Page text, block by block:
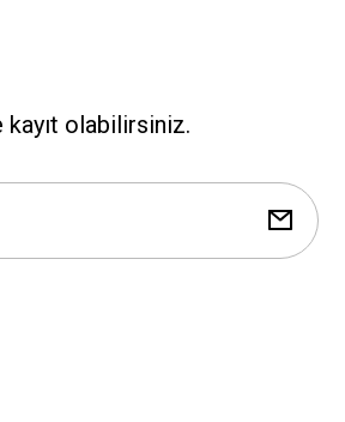
olabilirsiniz.